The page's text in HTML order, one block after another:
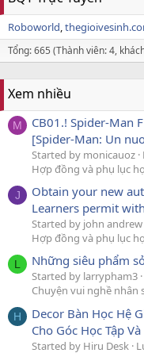
Roboworld
Tổng: 665 (Thành viên: 4,
Xem nhiều
M
CB01.! Spider-
[Spider-Man: Un
Started by monicauoz
Hợp đồng và phụ lục
J
Obtain your new
Learners permit
Started by john andrew
Hợp đồng và phụ lục
L Những siêu phẩm
Started by larrypham3
Chuyện vui nghề nhân
H
Decor Bàn Học Hệ
Cho Góc Học Tập
Started by Hiru Desk